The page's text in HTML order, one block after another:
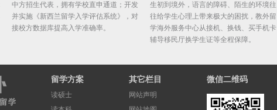
中方招生代表，拥有学校直申通道；开发
并实施《新西兰留学入学评估系统》，对
接校方数据库提高入学准确率。
生初到境外，语言的障碍、陌生的环境往
往给学生心理上带来极大的困扰，教外留
学海外服务中心从接机、换钱、买手机卡
辅导移民厅换学生证等全程保障。
留学方案
读硕士
其它栏目
网站声明
微信二维码